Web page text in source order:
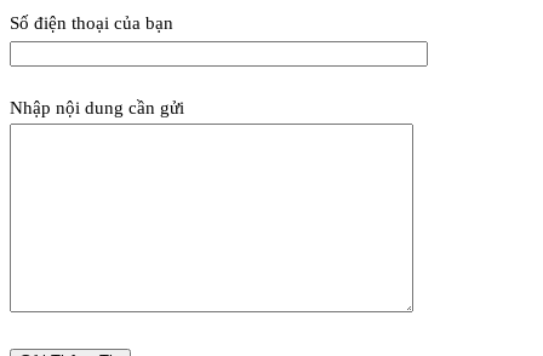
Số điện thoại của bạn
Nhập nội dung cần gửi